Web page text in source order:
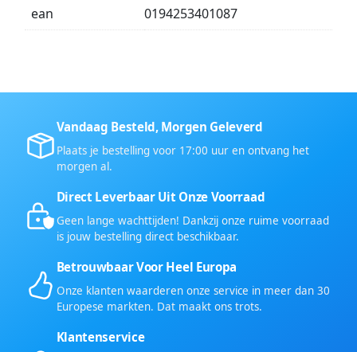
ean
0194253401087
Vandaag Besteld, Morgen Geleverd
Plaats je bestelling voor 17:00 uur en ontvang het
morgen al.
Direct Leverbaar Uit Onze Voorraad
Geen lange wachttijden! Dankzij onze ruime voorraad
is jouw bestelling direct beschikbaar.
Betrouwbaar Voor Heel Europa
Onze klanten waarderen onze service in meer dan 30
Europese markten. Dat maakt ons trots.
Klantenservice